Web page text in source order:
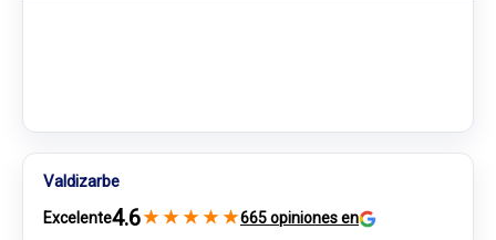
Valdizarbe
Excelente4.6★ ★ ★ ★ ★665 opiniones en